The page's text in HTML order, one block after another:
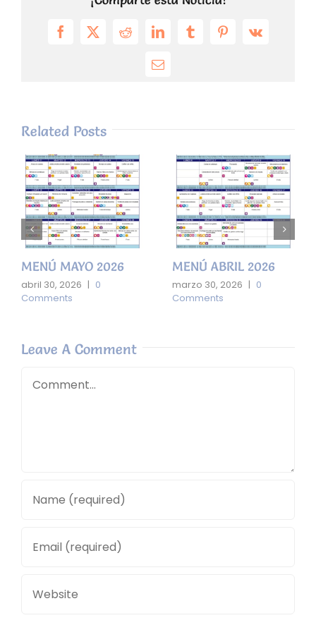
Facebook
X RedditLinkedInTumblrPinterest
Vk
Email
Related Posts
MENÚ MAYO 2026
abril 30, 2026 | 0
Comments
MENÚ ABRIL 2026
marzo 30, 2026 | 0
Comments
Leave A Comment